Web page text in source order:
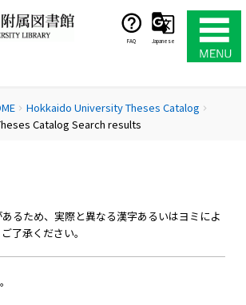
FAQ Japanese
chevron_right Hokkaido University Theses Catalog chevron_right
Catalog Search results
るため、実際と異なる漢字あるいはヨミによ
了承ください。